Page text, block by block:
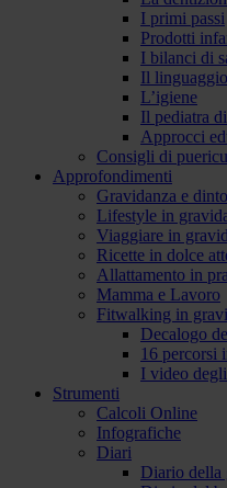
I primi passi
Prodotti
I bilanci di
Il linguaggio
L’igiene
Il pediatra
Approcci
Consigli di
Approfondimenti
Gravidanza e
Lifestyle in
Viaggiare in
Ricette in dolce
Allattamento in
Mamma e Lavoro
Fitwalking in
Decalogo
16 percorsi
I video
Strumenti
Calcoli Online
Infografiche
Diari
Diario della